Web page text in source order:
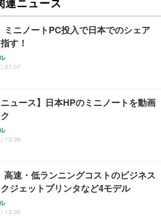
ィスチェア デスクチェア 疲れない テレ
ア 強化バックレスト 30度ロッキング機
椅子 腰サポート 90度跳ね上げ式アーム
ッドレスト ハンガー付き 高反発クッシ
ア 通気性メッシュ ゲーミング/勉強/事
れ パソコンチェア (ホワイト)
性 ランバーサポート付き 腰サポート ガ
昇降 360度回転 キャスター付き コンパク
行58.5×高さ84～96cm テレワーク 在宅
】Dell E2724HS 27インチ 液晶モニタ
1920×1080）VA 非光沢 HDMI/DisplayP
ーカー内蔵 高さ調整 スイベル VESA対
ビジネス向け
Gaming Monitor 24” Essential ゲーミン
QD 24.5インチ 1ms FHD 量子ドット 残
保証 | 輝点保証 | 日本メーカー)
スマートベーシック) 【Amazon.co.jp
Basic アイリスオーヤマ ペットシーツ
用 ワイド 100枚入 (x 1) (ケース販売)
枚入【Amazon.co.jp限定】
連ニュース
ミニノートPC投入で日本でのシェア
す！
21:07
ニュース】日本HPのミニノートを動画
13:36
高速・低ランニングコストのビジネス
ジェットプリンタなど4モデル
13:05